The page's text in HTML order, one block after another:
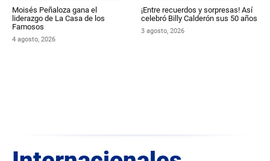
Moisés Peñaloza gana el
liderazgo de La Casa de los
Famosos
4 agosto, 2026
¡Entre recuerdos y sorpresas! Así
celebró Billy Calderón sus 50 años
3 agosto, 2026